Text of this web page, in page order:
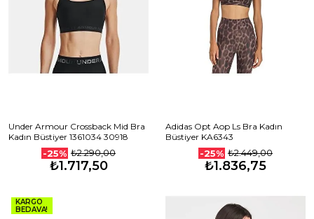
Under Armour Crossback Mid Bra
Kadın Büstiyer 1361034 30918
-25% ₺2.290,00
₺1.717,50
Adidas Opt Aop Ls Bra Kadın
Büstiyer KA6343
-25% ₺2.449,00
₺1.836,75
KARGO
BEDAVA!